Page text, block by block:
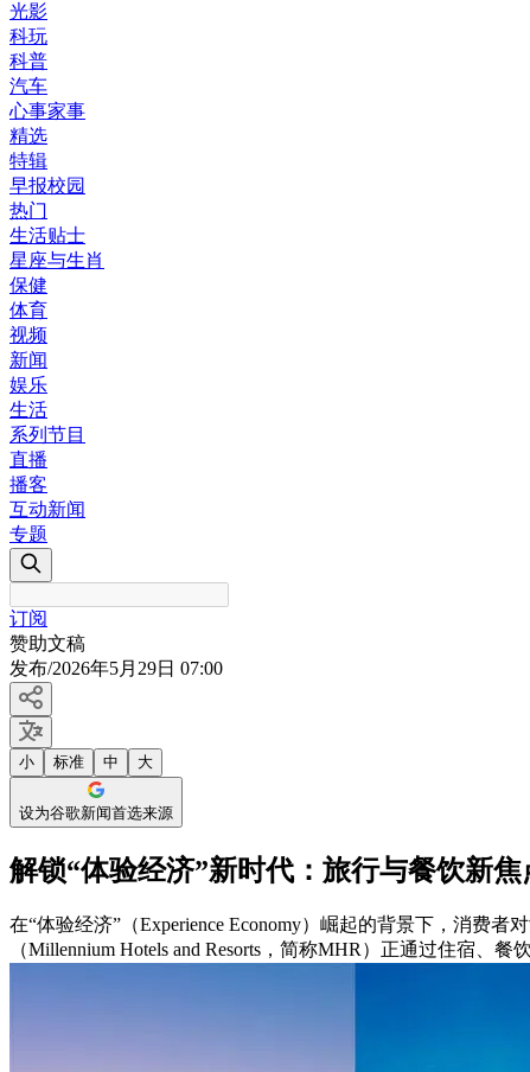
光影
科玩
科普
汽车
心事家事
精选
特辑
早报校园
热门
生活贴士
星座与生肖
保健
体育
视频
新闻
娱乐
生活
系列节目
直播
播客
互动新闻
专题
订阅
赞助文稿
发布/2026年5月29日 07:00
小 标准 中 大
设为谷歌新闻首选来源
解锁“体验经济”新时代：旅行与餐饮新焦
在“体验经济”（Experience Economy）崛起的背景下，消费
（Millennium Hotels and Resorts，简称MHR）正通过住宿、